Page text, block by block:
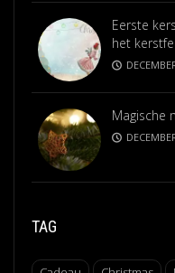
Eerste
het
Magische
TAG